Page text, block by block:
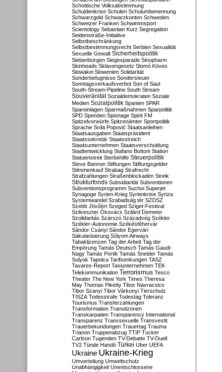
Schottische Volksabstimmung
Schuldenkrise Schulen Schulumbenennung
Schwarzgeld Schwarzkonten Schweden
Schweizer Franken Schwimmsport
Scientology Sebastian Kurz Segregation
Seidenstraße-Initiative
Selbstbeschränkung
Selbstbestimmungsrecht Serbien Sexualität
Sexuelle Gewalt Sicherheitspolitik
Siebenbürgen Siegesparade Sinopharm
Skinheads Sklavengesetz Slomó Köves
Slowakei Slowenien Solidarität
Sonderbefugnisse Sondersteuer
Sonntagsverkaufsverbot Son of Saul
South-Stream-Pipeline South Stream
Souveränität Sozialdemokraten Soziale
Medien Sozialpolitik Spanien SPAR
Spareinlagen Sparmaßnahmen Sparpolitik
SPD Spenden Spionage Spirit FM
Spitzelvorwürfe Spitzenämter Sportpolitik
Sprache Srđa Popović Staatsanleihen
Staatsausgaben Staatspräsident
Staatssekretär Staatsstreich
Staatsunternehmen Staatsverschuldung
Stadtentwicklung Stafano Bottoni Station
Statuenstreit Sterbehilfe Steuerpolitik
Steve Bannon Stiftungen Stiftungsgelder
Stimmenkauf Strabag Strafrecht
Strafzahlungen Straßenblockaden Streik
Strukturfonds Subsidiarität Subventionen
Subventionsprogramm Suchoi Superjet
Synagoge Syrien-Krieg Syrienkrise Syriza
Systemwandel Szabadság tér SZDSZ
Szebb Jövőért Szeged Sziget-Festival
Szilveszter Ókovács Szilárd Demeter
Szolidaritás Szárszó Századvég Székler
Székler-Autonomie Székésféhervár
Sándor Csányi Sándor Egervári
Säkularisierung Sólyom Airways
Tabaklizenzen Tag der Arbeit Tag der
Empörung Tamás Deutsch Tamás Gaudi-
Nagy Tamás Portik Tamás Sneider Tamás
Sulyok Tapolca Tarifsenkungen TASZ
Tavares-Report Taxiunternehmen TEK
Telekommunikation Terrorismus Tesco
Theater The New York Times Theresa
May Thomas Piketty Tibor Navracsics
Tibor Szanyi Tibor Várkonyi Tierschutz
TISZA Todesstrafe Todestag Toleranz
Tourismus Transferzahlungen
Transformation Transitzonen
Transkarpatien Transparency International
Transparenz Transsexuelle Transvestit
Trauerbekundungen Trauertag Trauma
Trianon Truppenabzug TTIP Tucker
Carlson Tugenden TV-Debatte TV-Duell
TV2 Tünde Handó Türkei Uber UEFA
Ukraine Ukraine-Krieg
Umverteilung Umweltschutz
Unabhängigkeit Unentschlossene